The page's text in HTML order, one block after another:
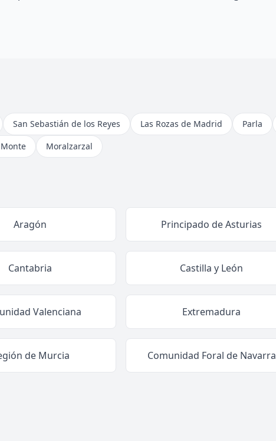
San Sebastián de los Reyes Las Rozas de Madrid Parla
Moralzarzal
Aragón Principado de Asturias
Cantabria Castilla y León
Valenciana Extremadura
de Murcia Comunidad Foral de Navarra